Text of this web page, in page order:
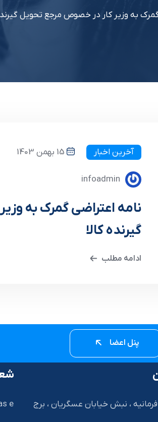
به وزیر کار در خصوص مرجع تحویل
آخرین اخبار 15 بهمن 1403
infoadmin
نامه اعتراضی گمرک به
گیرنده کالا
ادامه مطلب
پنل اعضا
، نبش خیابان عسگریان ، برج
e